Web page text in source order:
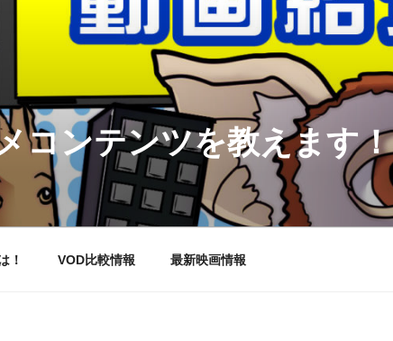
コンテンツを教えます！
！ VOD比較情報 最新映画情報